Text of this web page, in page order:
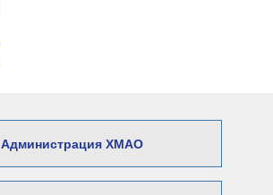
Администрация ХМАО